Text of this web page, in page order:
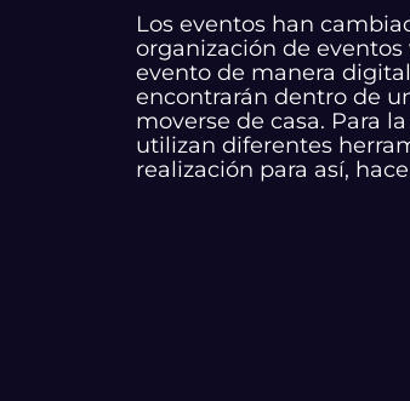
Los eventos han
organización de
evento de manera
encontrarán dentro de
moverse de casa. Para
utilizan diferentes
realización para así,